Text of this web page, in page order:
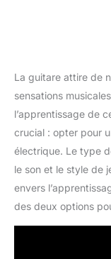
La guitare attire de
sensations
l’apprentissage de
crucial : opter pour
électrique. Le type
le son et le style de
envers
des deux options